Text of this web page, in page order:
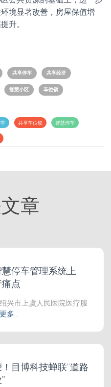
境显著改善，房屋保值增
升。
共享停车 共享经济
智慧小区 车位锁
共享车位锁 智慧停车
章
停车管理系统上
点
兴市上虞人民医院医疗服
多…
目博科技蝉联“道路